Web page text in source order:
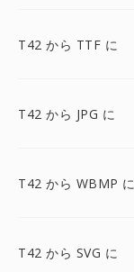
T42 から TTF に
T42 から JPG に
T42 から WBMP に
T42 から SVG に